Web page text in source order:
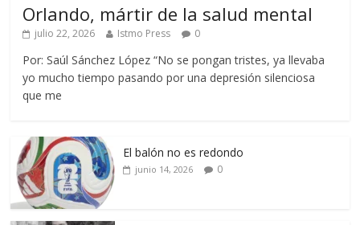
Orlando, mártir de la salud mental
julio 22, 2026 Istmo Press 0
Por: Saúl Sánchez López “No se pongan tristes, ya llevaba
yo mucho tiempo pasando por una depresión silenciosa
que me
El balón no es redondo
junio 14, 2026 0